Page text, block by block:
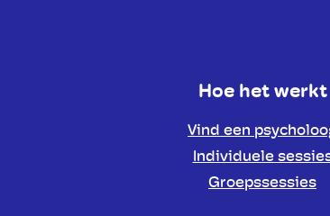
Hoe het werkt
Vind een
Individuele
Groepssessies